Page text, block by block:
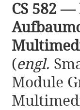
CS 582
(engl.
Module